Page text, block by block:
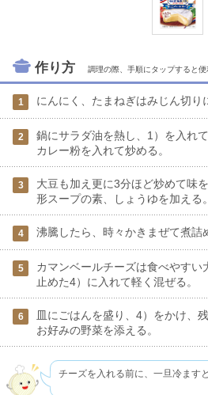
作り方 調理の際、手順にタップすると便
1 にんにく、たまねぎはみじん切り
2
鍋にサラダ油を熱し、1）を入れ
カレー粉を入れて炒める。
3
大豆も加え更に3分ほど炒めて味
形スープの素、しょうゆを加える。
4 沸騰したら、時々かきまぜて煮詰
5
カマンベールチーズは食べやすい
止めた4）に入れて軽く混ぜる。
6
皿にごはんを盛り、4）をかけ、
お好みの野菜を添える。
チーズを入れる前に、一旦冷ます